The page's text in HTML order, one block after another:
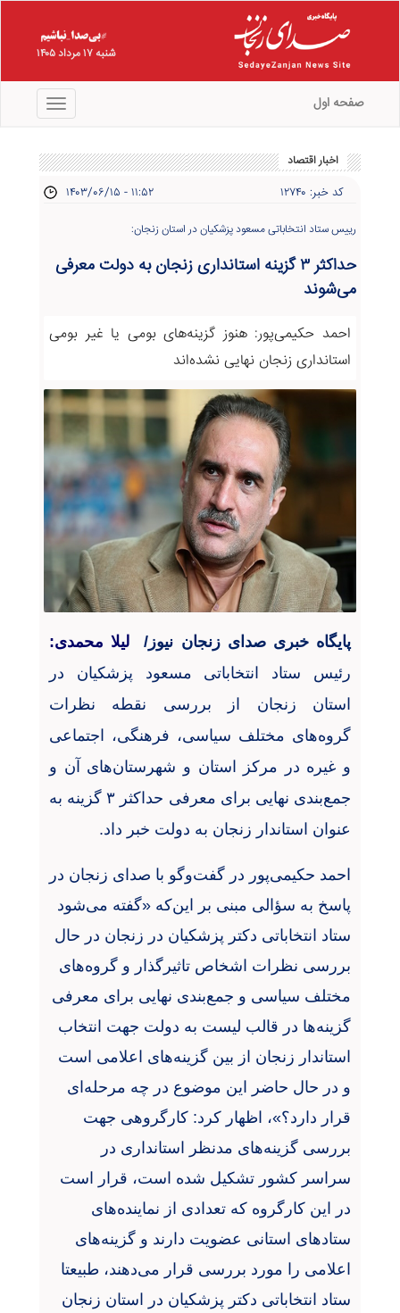
شنبه ۱۷ مرداد ۱۴۰۵
منو صفحه اول
اخبار اقتصاد
کد خبر: ۱۲۷۴۰ ۱۴۰۳/۰۶/۱۵ - ۱۱:۵۲
رییس ستاد انتخاباتی مسعود پزشکیان در استان زنجان:
حداکثر ۳ گزینه استانداری زنجان به دولت معرفی
می‌شوند
احمد حکیمی‌پور: هنوز گزینه‌های بومی یا غیر بومی
استانداری زنجان نهایی نشده‌اند
پایگاه خبری صدای زنجان نیوز/
لیلا محمدی:
رئیس ستاد انتخاباتی مسعود پزشکیان در
استان زنجان از بررسی نقطه نظرات
گروه‌های مختلف سیاسی، فرهنگی، اجتماعی
و غیره در مرکز استان و شهرستان‌های آن و
جمع‌بندی نهایی برای معرفی حداکثر ۳ گزینه به
عنوان استاندار زنجان به دولت خبر داد.
احمد حکیمی‌پور در گفت‌وگو با صدای زنجان در
پاسخ به سؤالی مبنی بر این‌که «گفته می‌شود
ستاد انتخاباتی دکتر پزشکیان در زنجان در حال
بررسی نظرات اشخاص تاثیرگذار و گروه‌های
مختلف سیاسی و جمع‌بندی نهایی برای معرفی
گزینه‌ها در قالب لیست به دولت جهت انتخاب
استاندار زنجان از بین گزینه‌های اعلامی است
و در حال حاضر این موضوع در چه مرحله‌ای
قرار دارد؟»، اظهار کرد: کارگروهی جهت
بررسی گزینه‌های مدنظر استانداری در
سراسر کشور تشکیل شده است، قرار است
در این کارگروه که تعدادی از نماینده‌های
ستادهای استانی عضویت دارند و گزینه‌های
اعلامی را مورد بررسی قرار می‌دهند، طبیعتا
ستاد انتخاباتی دکتر پزشکیان در استان زنجان